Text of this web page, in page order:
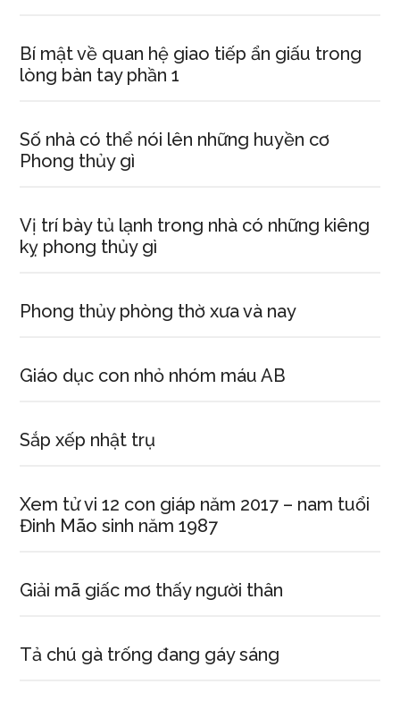
Bí mật về quan hệ giao tiếp ẩn giấu trong
lòng bàn tay phần 1
Số nhà có thể nói lên những huyền cơ
Phong thủy gì
Vị trí bày tủ lạnh trong nhà có những kiêng
kỵ phong thủy gì
Phong thủy phòng thờ xưa và nay
Giáo dục con nhỏ nhóm máu AB
Sắp xếp nhật trụ
Xem tử vi 12 con giáp năm 2017 – nam tuổi
Đinh Mão sinh năm 1987
Giải mã giấc mơ thấy người thân
Tả chú gà trống đang gáy sáng